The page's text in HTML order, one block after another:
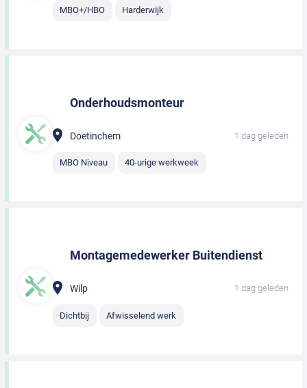
MBO+/HBO Harderwijk
Onderhoudsmonteur
Doetinchem 1 dag geleden
MBO Niveau 40-urige werkweek
Montagemedewerker Buitendienst
Wilp 1 dag geleden
Dichtbij Afwisselend werk